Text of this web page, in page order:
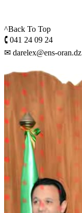
^Back To Top
🕻 041 24 09 24
✉ darelex@ens-oran.dz